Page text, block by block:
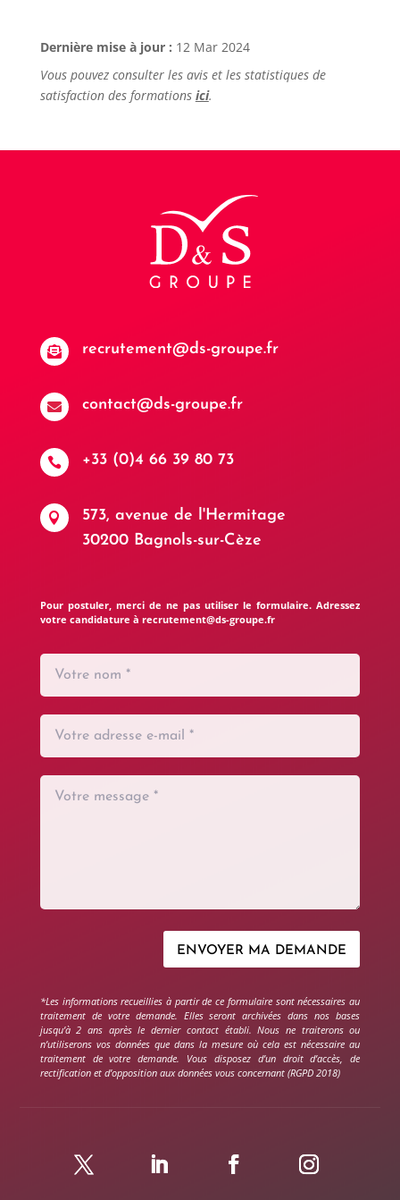
Dernière mise à jour : 12 Mar 2024
Vous pouvez consulter les avis et les statistiques de
satisfaction des formations ici.
Pour postuler, merci de ne pas utiliser le formulaire. Adressez
votre candidature à recrutement@ds-groupe.fr
ENVOYER MA DEMANDE
*Les informations recueillies à partir de ce formulaire sont nécessaires au
traitement de votre demande. Elles seront archivées dans nos bases
jusqu’à 2 ans après le dernier contact établi. Nous ne traiterons ou
n’utiliserons vos données que dans la mesure où cela est nécessaire au
traitement de votre demande. Vous disposez d’un droit d’accès, de
rectification et d’opposition aux données vous concernant (RGPD 2018)
 recrutement@ds-groupe.fr
 contact@ds-groupe.fr
 +33 (0)4 66 39 80 73

573, avenue de l'Hermitage
30200 Bagnols-sur-Cèze